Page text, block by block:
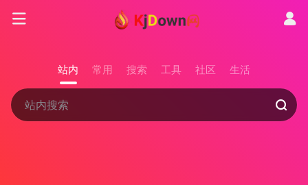
站内 常用 搜索 工具 社区 生活